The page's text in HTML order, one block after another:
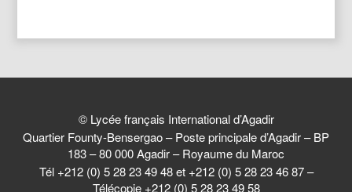
© Lycée français International d’Agadir
Quartier Founty-Bensergao – Poste principale d’Agadir – BP
183 – 80 000 Agadir – Royaume du Maroc
Tél +212 (0) 5 28 23 49 48 et +212 (0) 5 28 23 46 87 –
Télécopie +212 (0) 5 28 23 49 58